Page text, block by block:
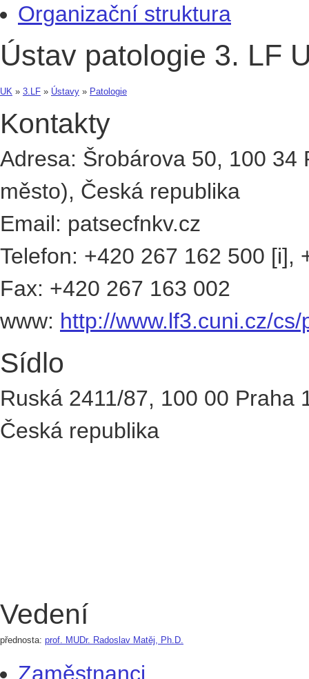
Organizační struktura
Ústav patologie 3. LF
UK » 3.LF » Ústavy » Patologie
Kontakty
Adresa: Šrobárova 50, 100 34
město), Česká republika
Email: patsecfnkv.cz
Telefon: +420 267 162 500 [i],
Fax: +420 267 163 002
www: http://www.lf3.cuni.cz/
Sídlo
Ruská 2411/87, 100 00 Praha
Česká republika
Vedení
přednosta: prof. MUDr. Radoslav Matěj, Ph.D.
Zaměstnanci